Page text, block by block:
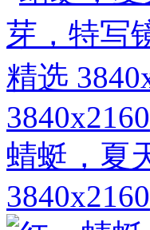
3840x2160
蜻蜓，夏
3840x2160